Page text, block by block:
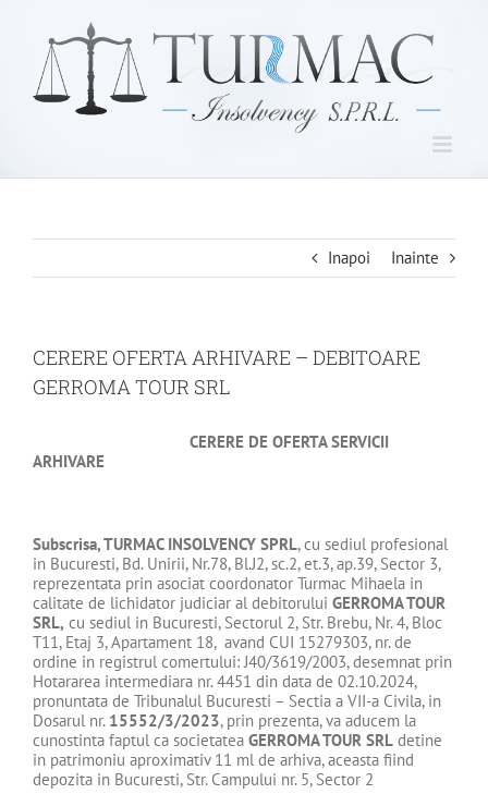
content
Inapoi Inainte
CERERE OFERTA ARHIVARE – DEBITOARE
GERROMA TOUR SRL
CERERE DE OFERTA SERVICII
ARHIVARE
Subscrisa, TURMAC INSOLVENCY SPRL, cu sediul profesional
in Bucuresti, Bd. Unirii, Nr.78, Bl.J2, sc.2, et.3, ap.39, Sector 3,
reprezentata prin asociat coordonator Turmac Mihaela in
calitate de lichidator judiciar al debitorului GERROMA TOUR
SRL, cu sediul in Bucuresti, Sectorul 2, Str. Brebu, Nr. 4, Bloc
T11, Etaj 3, Apartament 18, avand CUI 15279303, nr. de
ordine in registrul comertului: J40/3619/2003, desemnat prin
Hotararea intermediara nr. 4451 din data de 02.10.2024,
pronuntata de Tribunalul Bucuresti – Sectia a VII-a Civila, in
Dosarul nr. 15552/3/2023, prin prezenta, va aducem la
cunostinta faptul ca societatea GERROMA TOUR SRL detine
in patrimoniu aproximativ 11 ml de arhiva, aceasta fiind
depozita in Bucuresti, Str. Campului nr. 5, Sector 2